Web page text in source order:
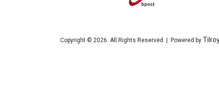
Copyright © 2026. All Rights Reserved | Powered by